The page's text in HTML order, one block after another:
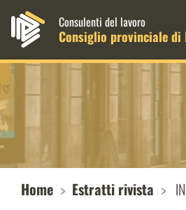
MenuConsulenti del lavoro
Consiglio provinciale di
Home Estratti rivista